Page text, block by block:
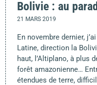
Bolivie : au
21 MARS 2019
En novembre dernier,
Latine, direction la
haut, l’Altiplano, à plus
forêt amazonienne…
étendues de terre,